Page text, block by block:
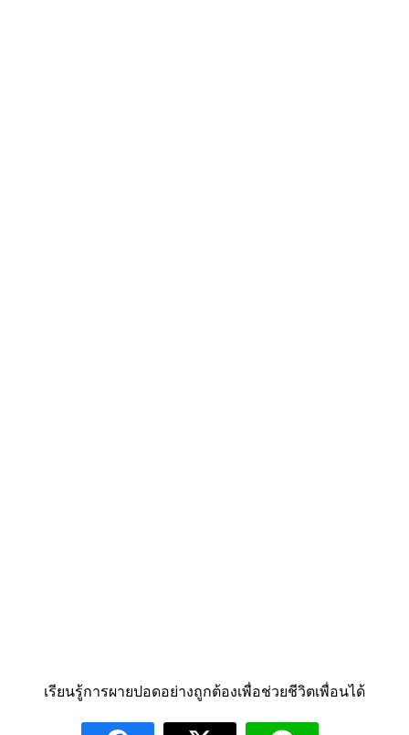
เรียนรู้การผายปอดอย่างถูกต้องเพื่อช่วยชีวิตเพื่อนได้